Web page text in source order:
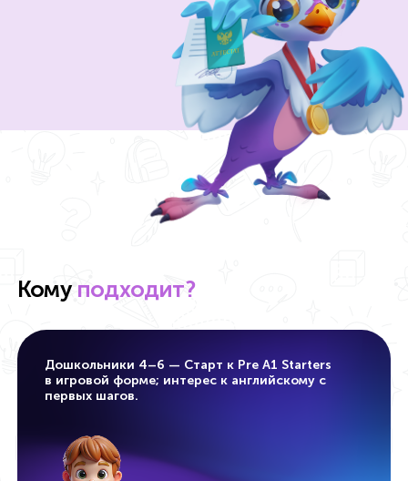
Комуподходит?
Дошкольники 4–6 — Старт к Pre A1 Starters
в игровой форме; интерес к английскому с
первых шагов.